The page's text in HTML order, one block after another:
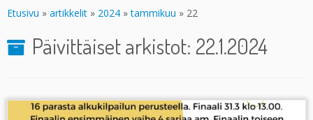
toEtusivu » artikkelit » 2024 » tammikuu » 22
Päivittäiset arkistot: 22.1.2024